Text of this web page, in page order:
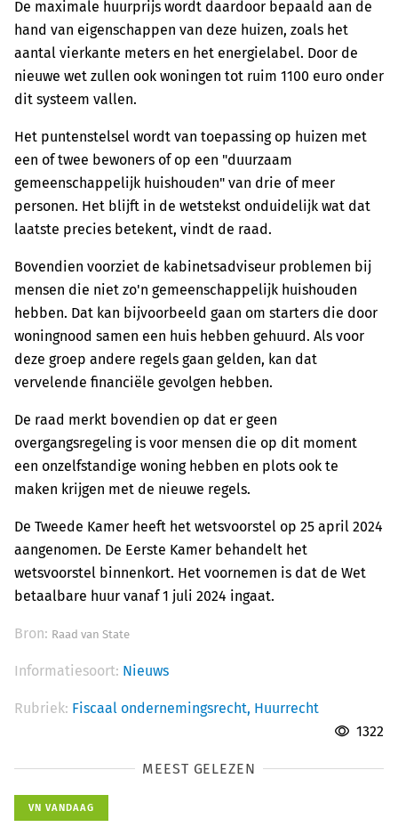
De maximale huurprijs wordt daardoor bepaald aan de
hand van eigenschappen van deze huizen, zoals het
aantal vierkante meters en het energielabel. Door de
nieuwe wet zullen ook woningen tot ruim 1100 euro onder
dit systeem vallen.
Het puntenstelsel wordt van toepassing op huizen met
een of twee bewoners of op een "duurzaam
gemeenschappelijk huishouden" van drie of meer
personen. Het blijft in de wetstekst onduidelijk wat dat
laatste precies betekent, vindt de raad.
Bovendien voorziet de kabinetsadviseur problemen bij
mensen die niet zo'n gemeenschappelijk huishouden
hebben. Dat kan bijvoorbeeld gaan om starters die door
woningnood samen een huis hebben gehuurd. Als voor
deze groep andere regels gaan gelden, kan dat
vervelende financiële gevolgen hebben.
De raad merkt bovendien op dat er geen
overgangsregeling is voor mensen die op dit moment
een onzelfstandige woning hebben en plots ook te
maken krijgen met de nieuwe regels.
De Tweede Kamer heeft het wetsvoorstel op 25 april 2024
aangenomen. De Eerste Kamer behandelt het
wetsvoorstel binnenkort. Het voornemen is dat de Wet
betaalbare huur vanaf 1 juli 2024 ingaat.
Bron: Raad van State
Informatiesoort: Nieuws
Rubriek: Fiscaal ondernemingsrecht, Huurrecht
1322
MEEST GELEZEN
VN VANDAAG